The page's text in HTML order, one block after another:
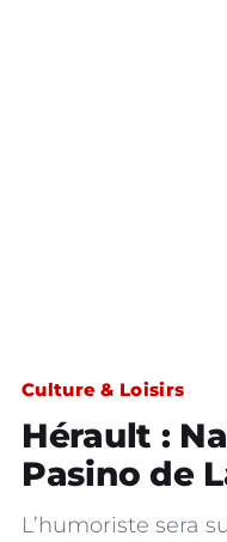
Culture & Loisirs
Hérault :
Pasino de
L’humoriste sera